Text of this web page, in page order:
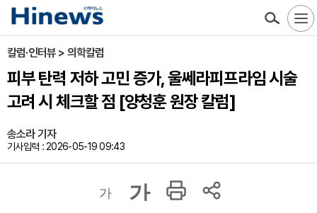
칼럼·인터뷰 > 의학칼럼
피부 탄력 저하 고민 증가, 울쎄라피프라임 시술
고려 시 체크할 점 [양청훈 원장 칼럼]
송소라 기자
기사입력 : 2026-05-19 09:43
가 가